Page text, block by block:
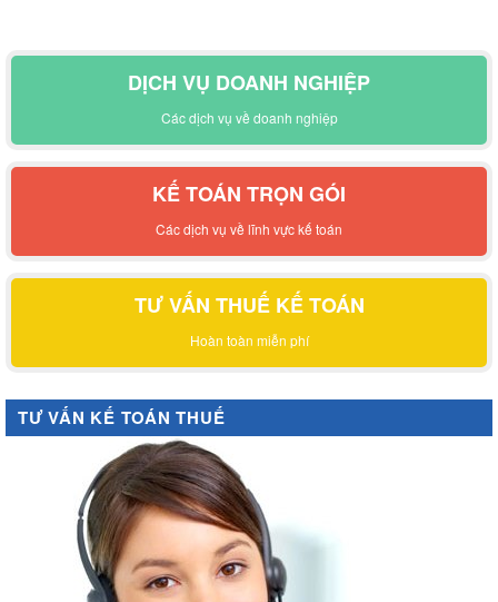
DỊCH VỤ DOANH NGHIỆP
Các dịch vụ về doanh nghiệp
KẾ TOÁN TRỌN GÓI
Các dịch vụ về lĩnh vực kế toán
TƯ VẤN THUẾ KẾ TOÁN
Hoàn toàn miễn phí
TƯ VẤN KẾ TOÁN THUẾ